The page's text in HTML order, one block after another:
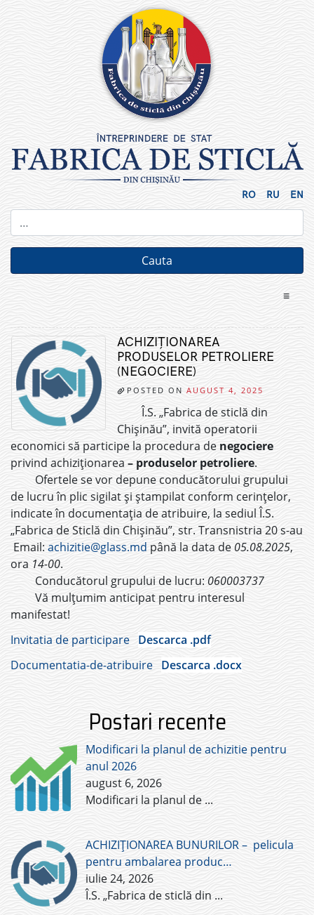
RO RU EN
≡
ACHIZIȚIONAREA
PRODUSELOR PETROLIERE
(NEGOCIERE)
POSTED ON AUGUST 4, 2025
Î.S. „Fabrica de sticlă din
Chișinău”, invită operatorii
economici să participe la procedura de negociere
privind achiziționarea – produselor petroliere.
Ofertele se vor depune conducătorului grupului
de lucru în plic sigilat și ștampilat conform cerințelor,
indicate în documentația de atribuire, la sediul Î.S.
„Fabrica de Sticlă din Chișinău”, str. Transnistria 20 s-au
Email: achizitie@glass.md până la data de 05.08.2025,
ora 14-00.
Conducătorul grupului de lucru: 060003737
Vă mulțumim anticipat pentru interesul
manifestat!
Invitatia de participare Descarca .pdf
Documentatia-de-atribuire Descarca .docx
Postari recente
Modificari la planul de achizitie pentru
anul 2026
august 6, 2026
Modificari la planul de ...
ACHIZIȚIONAREA BUNURILOR – pelicula
pentru ambalarea produc…
iulie 24, 2026
Î.S. „Fabrica de sticlă din ...